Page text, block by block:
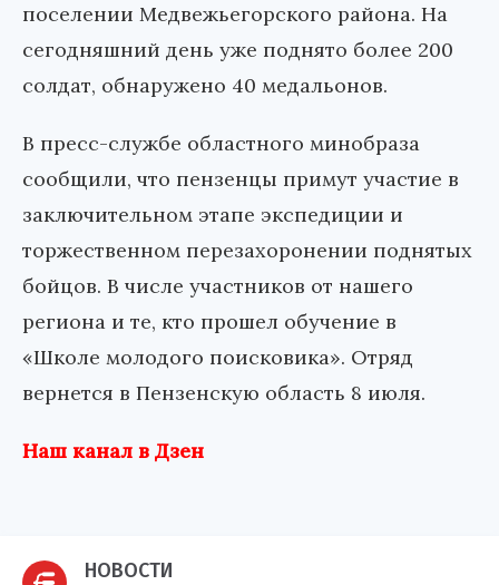
поселении Медвежьегорского района. На
сегодняшний день уже поднято более 200
солдат, обнаружено 40 медальонов.
В пресс-службе областного минобраза
сообщили, что пензенцы примут участие в
заключительном этапе экспедиции и
торжественном перезахоронении поднятых
бойцов. В числе участников от нашего
региона и те, кто прошел обучение в
«Школе молодого поисковика». Отряд
вернется в Пензенскую область 8 июля.
Наш канал в Дзен
НОВОСТИ